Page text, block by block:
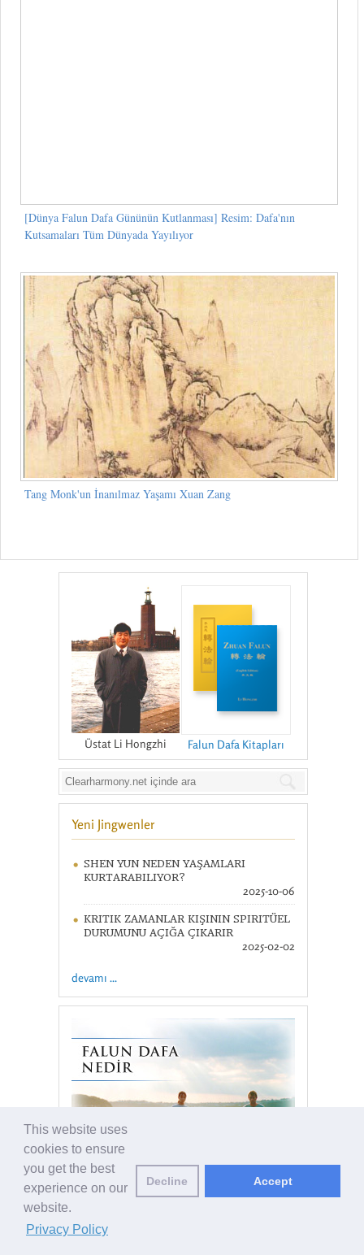
[Dünya Falun Dafa Gününün Kutlanması] Resim: Dafa'nın
Kutsamaları Tüm Dünyada Yayılıyor
Tang Monk'un İnanılmaz Yaşamı Xuan Zang
Üstat Li Hongzhi Falun Dafa Kitapları
Yeni Jingwenler
SHEN YUN NEDEN YAŞAMLARI
KURTARABILIYOR?
2025-10-06
KRITIK ZAMANLAR KIŞININ SPIRITÜEL
DURUMUNU AÇIĞA ÇIKARIR
2025-02-02
devamı ...
devamı ...
This website uses
cookies to ensure
you get the best
experience on our
website.
Privacy Policy
Decline Accept